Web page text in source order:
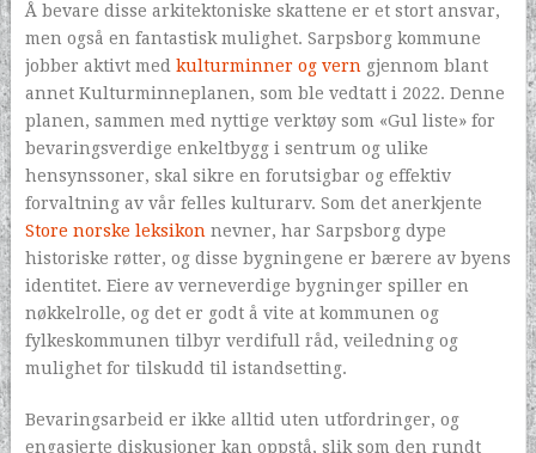
Å bevare disse arkitektoniske skattene er et stort ansvar,
men også en fantastisk mulighet. Sarpsborg kommune
jobber aktivt med kulturminner og verngjennom blant
annet Kulturminneplanen, som ble vedtatt i 2022. Denne
planen, sammen med nyttige verktøy som «Gul liste» for
bevaringsverdige enkeltbygg i sentrum og ulike
hensynssoner, skal sikre en forutsigbar og effektiv
forvaltning av vår felles kulturarv. Som det anerkjente
Store norske leksikonnevner, har Sarpsborg dype
historiske røtter, og disse bygningene er bærere av byens
identitet. Eiere av verneverdige bygninger spiller en
nøkkelrolle, og det er godt å vite at kommunen og
fylkeskommunen tilbyr verdifull råd, veiledning og
mulighet for tilskudd til istandsetting.
Bevaringsarbeid er ikke alltid uten utfordringer, og
engasjerte diskusjoner kan oppstå, slik som den rundt